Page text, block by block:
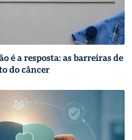
é a resposta: as barreiras de
do câncer